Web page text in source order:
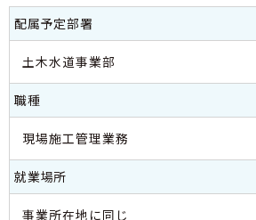
配属予定部署
土木水道事業部
職種
現場施工管理業務
就業場所
事業所在地に同じ